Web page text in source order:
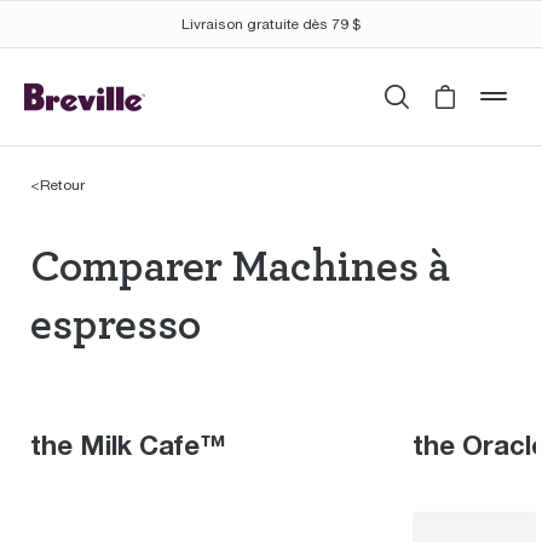
Livraison gratuite dès 79 $
Recherche
Cart is
<Retour
Comparer Machines
Comparer Machines à
espresso
the Milk Cafe™ the